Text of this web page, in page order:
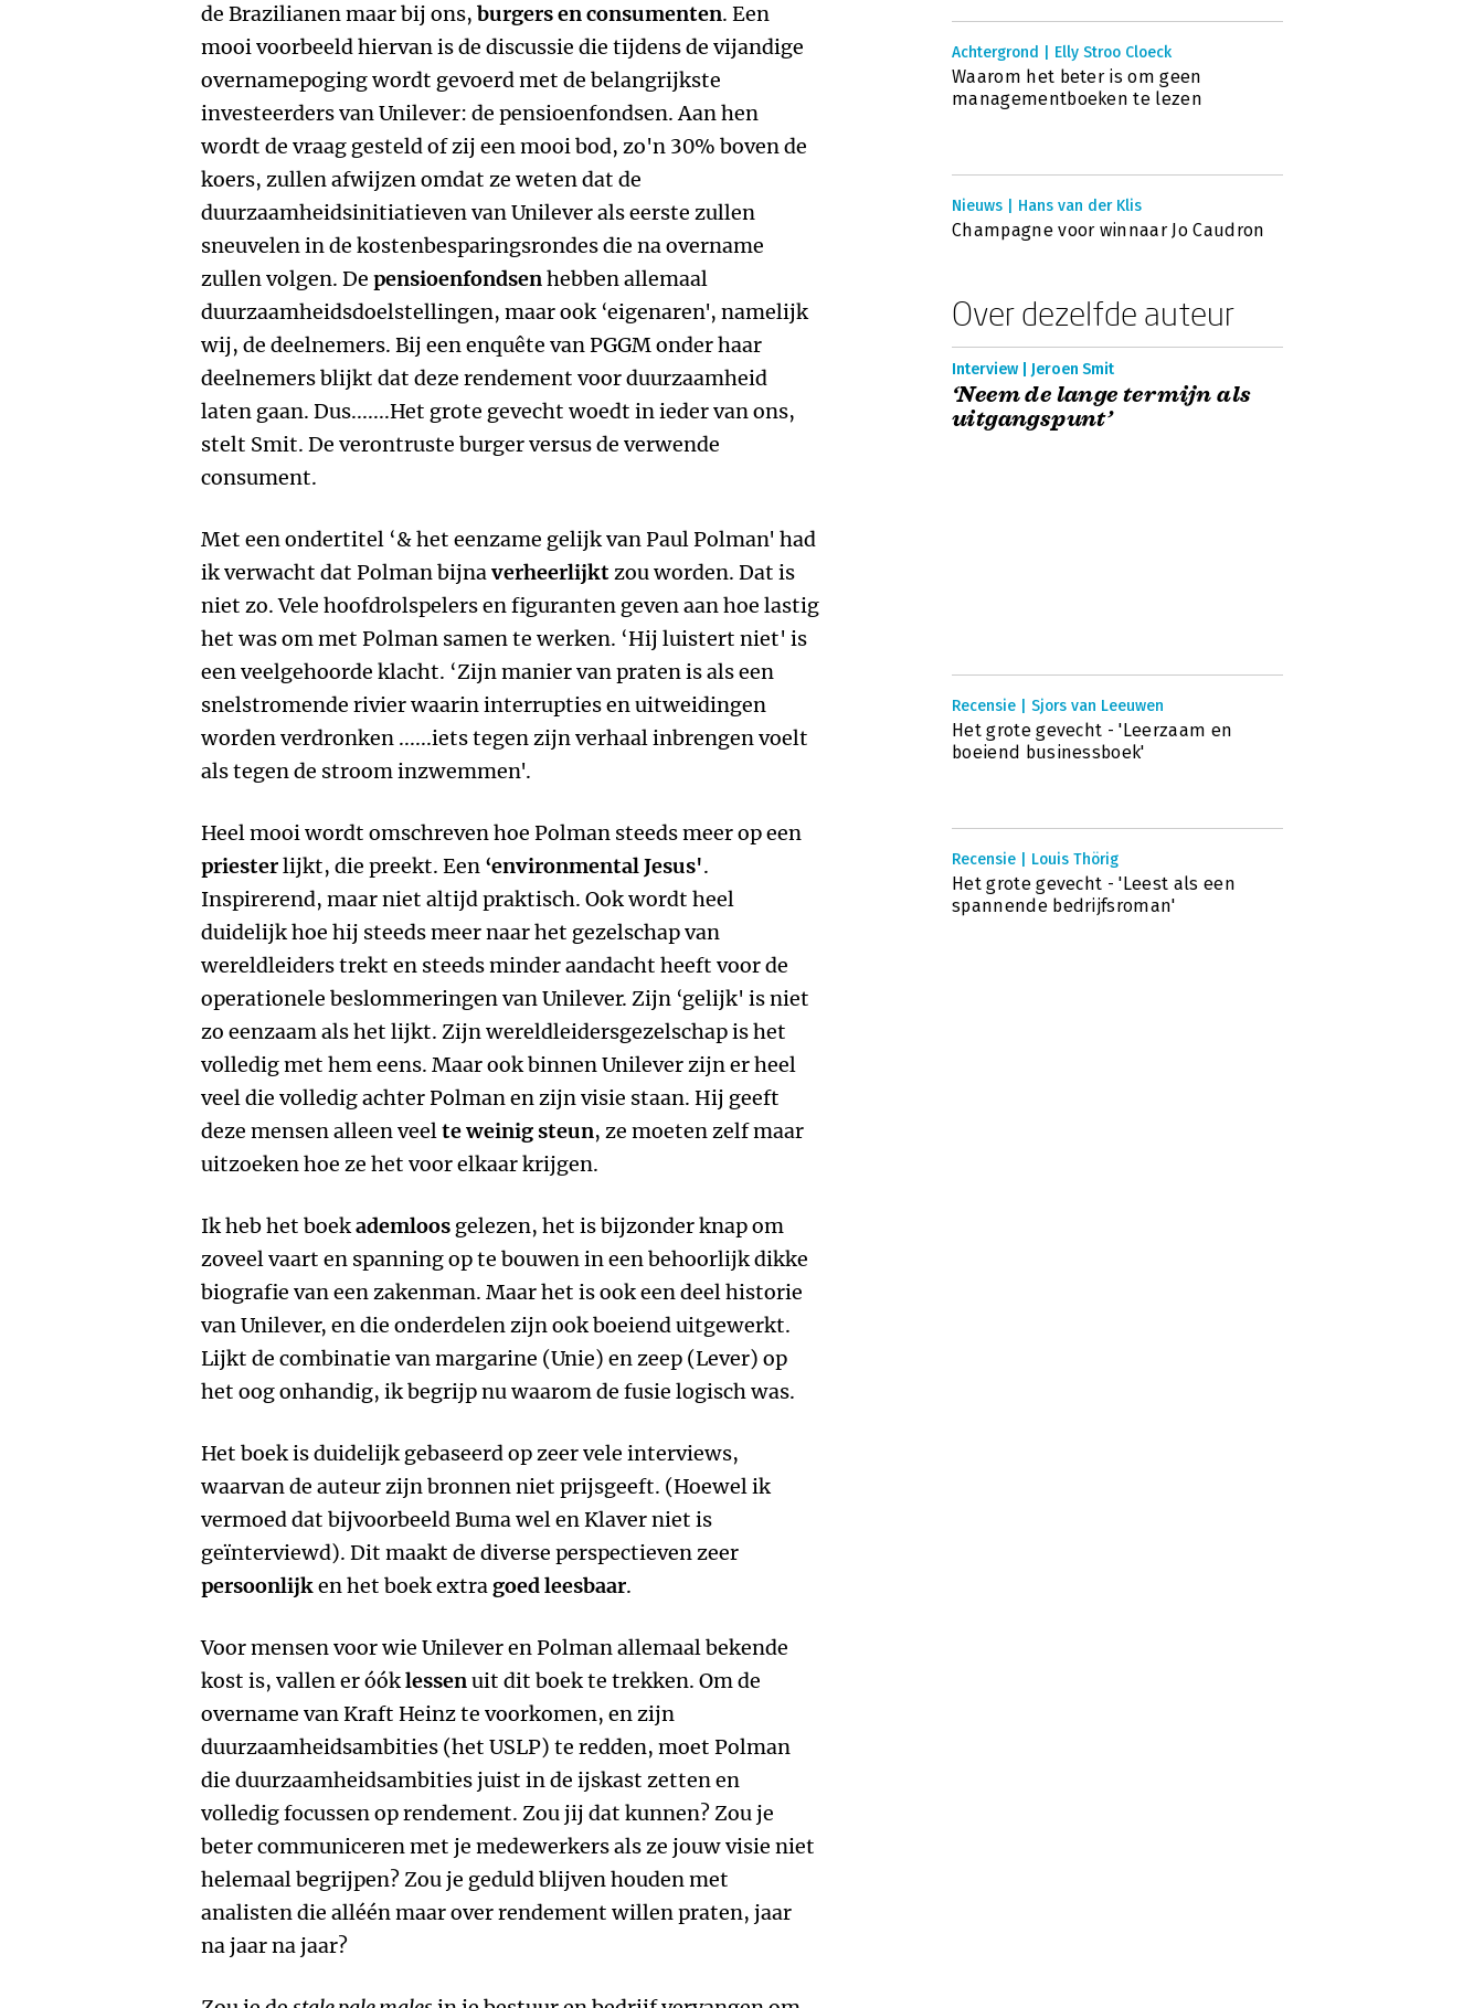
de Brazilianen maar bij ons, burgers en consumenten. Een
mooi voorbeeld hiervan is de discussie die tijdens de vijandige
overnamepoging wordt gevoerd met de belangrijkste
investeerders van Unilever: de pensioenfondsen. Aan hen
wordt de vraag gesteld of zij een mooi bod, zo'n 30% boven de
koers, zullen afwijzen omdat ze weten dat de
duurzaamheidsinitiatieven van Unilever als eerste zullen
sneuvelen in de kostenbesparingsrondes die na overname
zullen volgen. De pensioenfondsenhebben allemaal
duurzaamheidsdoelstellingen, maar ook ‘eigenaren', namelijk
wij, de deelnemers. Bij een enquête van PGGM onder haar
deelnemers blijkt dat deze rendement voor duurzaamheid
laten gaan. Dus.......Het grote gevecht woedt in ieder van ons,
stelt Smit. De verontruste burger versus de verwende
consument.
Met een ondertitel ‘& het eenzame gelijk van Paul Polman' had
ik verwacht dat Polman bijnaverheerlijktzou worden. Dat is
niet zo. Vele hoofdrolspelers en figuranten geven aan hoe lastig
het was om met Polman samen te werken. ‘Hij luistert niet' is
een veelgehoorde klacht. ‘Zijn manier van praten is als een
snelstromende rivier waarin interrupties en uitweidingen
worden verdronken ......iets tegen zijn verhaal inbrengen voelt
als tegen de stroom inzwemmen'.
Heel mooi wordt omschreven hoe Polman steeds meer op een
priesterlijkt, die preekt. Een ‘environmental Jesus'.
Inspirerend, maar niet altijd praktisch. Ook wordt heel
duidelijk hoe hij steeds meer naar het gezelschap van
wereldleiders trekt en steeds minder aandacht heeft voor de
operationele beslommeringen van Unilever. Zijn ‘gelijk' is niet
zo eenzaam als het lijkt. Zijn wereldleidersgezelschap is het
volledig met hem eens. Maar ook binnen Unilever zijn er heel
veel die volledig achter Polman en zijn visie staan. Hij geeft
deze mensen alleen veelte weinig steun, ze moeten zelf maar
uitzoeken hoe ze het voor elkaar krijgen.
Ik heb het boekademloos gelezen, het is bijzonder knap om
zoveel vaart en spanning op te bouwen in een behoorlijk dikke
biografie van een zakenman. Maar het is ook een deel historie
van Unilever, en die onderdelen zijn ook boeiend uitgewerkt.
Lijkt de combinatie van margarine (Unie) en zeep (Lever) op
het oog onhandig, ik begrijp nu waarom de fusie logisch was.
Het boek is duidelijk gebaseerd op zeer vele interviews,
waarvan de auteur zijn bronnen niet prijsgeeft. (Hoewel ik
vermoed dat bijvoorbeeld Buma wel en Klaver niet is
geïnterviewd). Dit maakt de diverse perspectieven zeer
persoonlijken het boek extragoed leesbaar.
Voor mensen voor wie Unilever en Polman allemaal bekende
kost is, vallen er óóklessenuit dit boek te trekken. Om de
overname van Kraft Heinz te voorkomen, en zijn
duurzaamheidsambities (het USLP) te redden, moet Polman
die duurzaamheidsambities juist in de ijskast zetten en
volledig focussen op rendement. Zou jij dat kunnen? Zou je
beter communiceren met je medewerkers als ze jouw visie niet
helemaal begrijpen? Zou je geduld blijven houden met
analisten die alléén maar over rendement willen praten, jaar
na jaar na jaar?
Achtergrond | Elly Stroo Cloeck
Waarom het beter is om geen
managementboeken te lezen
Nieuws | Hans van der Klis
Champagne voor winnaar Jo Caudron
Over dezelfde auteur
Interview | Jeroen Smit
‘Neem de lange termijn als
uitgangspunt’
Recensie | Sjors van Leeuwen
Het grote gevecht - 'Leerzaam en
boeiend businessboek'
Recensie | Louis Thörig
Het grote gevecht - 'Leest als een
spannende bedrijfsroman'